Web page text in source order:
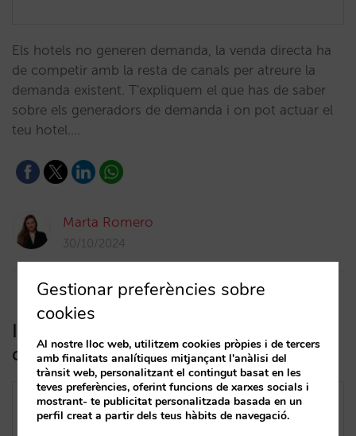
Els hotels no generen demanda, la venda directa ha
de competir amb la resta de canals per atreure la
demanda existent. T'expliquem el que has de saber
sobre els generadors de demanda i on pot actuar el
teu hotel.…
Marta Romero
30/10/2024
Impacte de la DMA als hotels: pèrdua
d’un 0,8% de reserves directes
Gestionar preferències sobre
cookies
Al nostre lloc web, utilitzem cookies pròpies i de tercers
amb finalitats analítiques mitjançant l'anàlisi del
trànsit web, personalitzant el contingut basat en les
teves preferències, oferint funcions de xarxes socials i
mostrant- te publicitat personalitzada basada en un
perfil creat a partir dels teus hàbits de navegació.